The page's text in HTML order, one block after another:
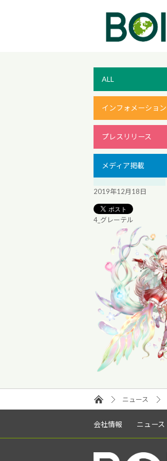
ALL
インフォメーション
プレスリリース
メディア掲載
2019年12月18日
4_グレーテル
ニュース
会社情報 ニュース